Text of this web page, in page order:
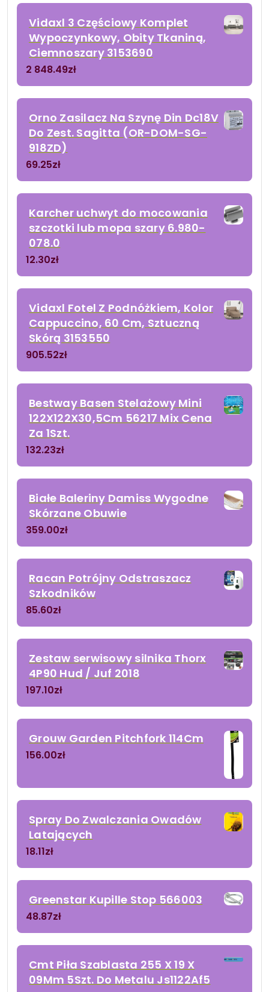
Vidaxl 3 Częściowy Komplet
Wypoczynkowy, Obity Tkaniną,
Ciemnoszary 3153690
2 848.49zł
Orno Zasilacz Na Szynę Din Dc18V
Do Zest. Sagitta (OR-DOM-SG-
918ZD)
69.25zł
Karcher uchwyt do mocowania
szczotki lub mopa szary 6.980-
078.0
12.30zł
Vidaxl Fotel Z Podnóżkiem, Kolor
Cappuccino, 60 Cm, Sztuczną
Skórą 3153550
905.52zł
Bestway Basen Stelażowy Mini
122X122X30,5Cm 56217 Mix Cena
Za 1Szt.
132.23zł
Białe Baleriny Damiss Wygodne
Skórzane Obuwie
359.00zł
Racan Potrójny Odstraszacz
Szkodników
85.60zł
Zestaw serwisowy silnika Thorx
4P90 Hud / Juf 2018
197.10zł
Grouw Garden Pitchfork 114Cm
156.00zł
Spray Do Zwalczania Owadów
Latających
18.11zł
Greenstar Kupille Stop 566003
48.87zł
Cmt Piła Szablasta 255 X 19 X
09Mm 5Szt. Do Metalu Js1122Af5